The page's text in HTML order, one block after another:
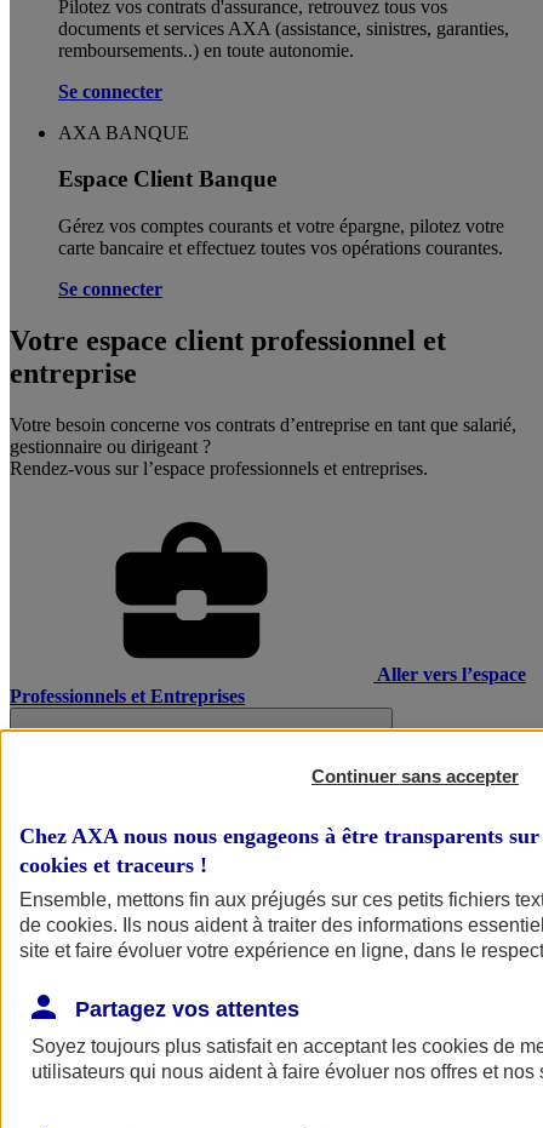
Pilotez vos contrats d'assurance, retrouvez tous vos
documents et services AXA (assistance, sinistres, garanties,
remboursements..) en toute autonomie. ​
Se connecter
AXA BANQUE
Espace Client Banque
Gérez vos comptes courants et votre épargne, pilotez votre
carte bancaire et effectuez toutes vos opérations courantes.
Se connecter
Votre espace client professionnel et
entreprise
Votre besoin concerne vos contrats d’entreprise en tant que salarié,
gestionnaire ou dirigeant ?
Rendez-vous sur l’espace professionnels et entreprises.
Aller vers l’espace
Professionnels et Entreprises
Continuer sans accepter
Chez AXA nous nous engageons à être transparents
cookies et traceurs !
Ensemble, mettons fin aux préjugés sur ces petits fichiers
de cookies. Ils nous aident à traiter des informations
site et faire évoluer votre expérience en ligne, dans le
Partagez vos attentes
Soyez toujours plus satisfait en acceptant les cookies de
utilisateurs qui nous aident à faire évoluer nos offres et nos